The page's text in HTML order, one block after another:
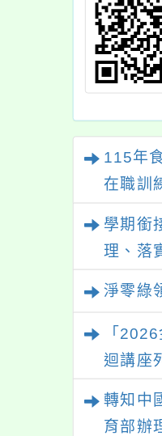
115年
在職訓
學期銜
理、落
淨零綠
「
迴講座
轉知中
育部辦